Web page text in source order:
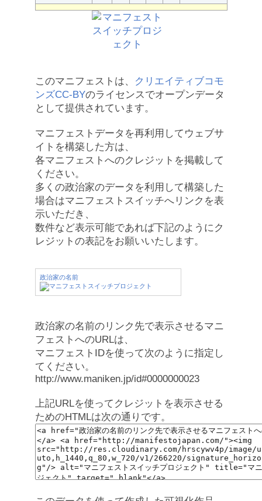
このマニフェストは、
クリエイティブコモ
ンズCC-BYのライセンスでオープンデータ
として提供されています。
マニフェストデータを再利用してウェブサ
イトを構築した方は、
各マニフェストへのクレジットを掲載して
ください。
多くの政治家のデータを利用して構築した
場合はマニフェストスイッチへリンクを表
示いただき、
数件など表示可能であれば下記のようにク
レジットの表記をお願いいたします。
政治家の名前
政治家の名前のリンク先で表示させるマニ
フェストへのURLは、
マニフェストIDを使って次のように指定し
てください。
http://www.maniken.jp/id#0000000023
上記URLを使ってクレジットを表示させる
ためのHTMLは次の通りです。